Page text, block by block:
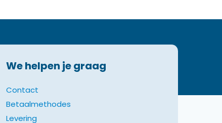
We helpen je graag
Contact
Betaalmethodes
Levering